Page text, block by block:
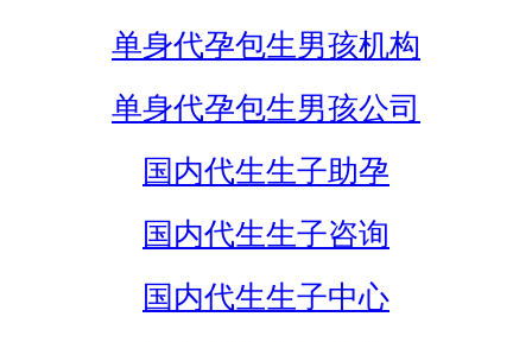
单身代孕包生男孩机构
单身代孕包生男孩公司
国内代生生子助孕
国内代生生子咨询
国内代生生子中心